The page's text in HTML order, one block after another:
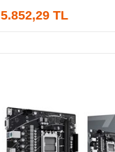
5.852,29 TL